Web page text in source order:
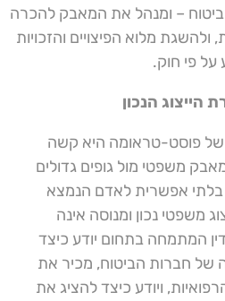
– ומנהל את המאבק להכרה
ולהשגת מלוא הפיצויים והזכויות
על פי חוק.
הייצוג הנכון
פוסט-טראומה היא קשה
משפטי מול גופים גדולים
אפשרית לאדם הנמצא
משפטי נכון ומנוסה אינה
המתמחה בתחום יודע כיצד
של חברות הביטוח, מכיר את
ויודע כיצד להציג את